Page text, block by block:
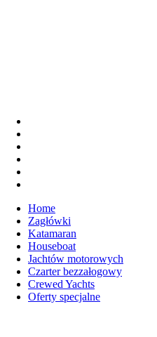
Home
Zagłówki
Katamaran
Houseboat
Jachtów motorowych
Czarter bezzałogowy
Crewed Yachts
Oferty specjalne